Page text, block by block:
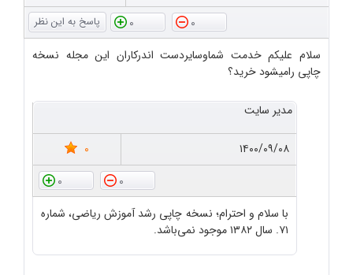
0
0
سلام علیکم خدمت شماوسایردست اندرکاران این مجله نسخه
چاپی رامیشود خرید؟
مدیر سایت
۱۴۰۰/۰۹/۰۸
0
0
0
با سلام و احترام؛ نسخه چاپی رشد آموزش ریاضی، شماره
۷۱. سال ۱۳۸۲ موجود نمی‌باشد.